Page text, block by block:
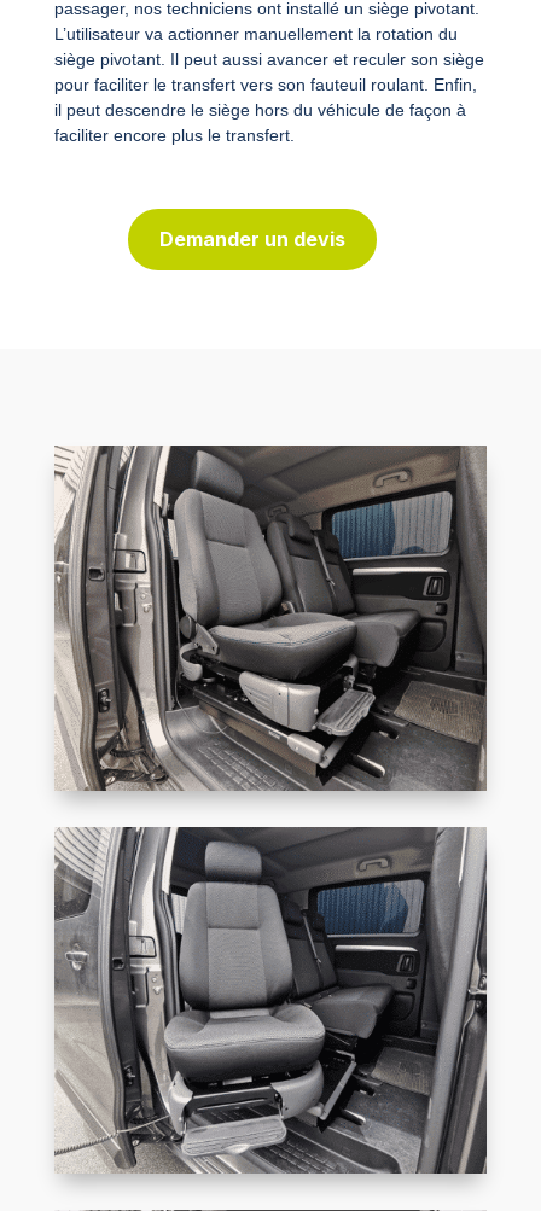
passager, nos techniciens ont installé un siège pivotant.
L’utilisateur va actionner manuellement la rotation du
siège pivotant. Il peut aussi avancer et reculer son siège
pour faciliter le transfert vers son fauteuil roulant. Enfin,
il peut descendre le siège hors du véhicule de façon à
faciliter encore plus le transfert.
Demander un devis